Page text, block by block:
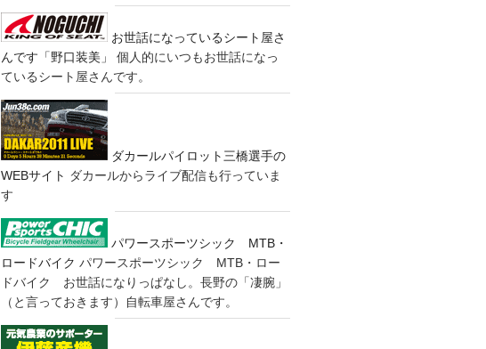
お世話になっているシート屋さ
んです「野口装美」
個人的にいつもお世話になっ
ているシート屋さんです。
ダカールパイロット三橋選手の
WEBサイト ダカールからライブ配信も行っていま
す
パワースポーツシック MTB・
ロードバイク パワースポーツシック MTB・ロー
ドバイク お世話になりっぱなし。長野の「凄腕」
（と言っておきます）自転車屋さんです。